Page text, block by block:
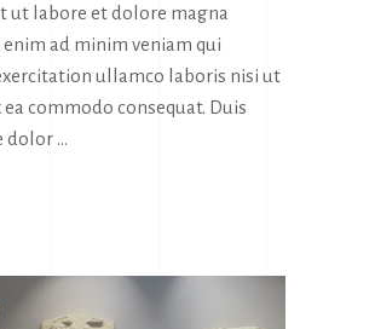
ut labore et dolore magna
enim ad minim veniam qui
ullamco laboris nisi ut
ea commodo consequat. Duis
dolor